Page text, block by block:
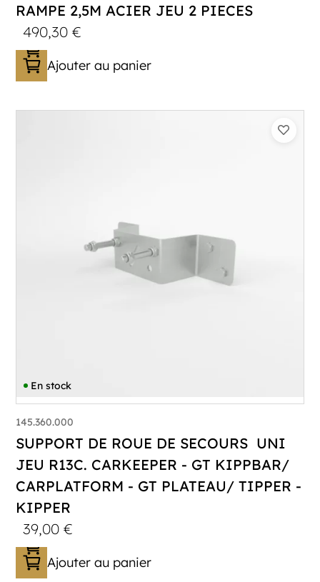
RAMPE 2,5M ACIER JEU 2 PIECES
490,30€
Ajouter au panier
En stock
145.360.000
SUPPORT DE ROUE DE SECOURS UNI
JEU R13C. CARKEEPER - GT KIPPBAR/
CARPLATFORM - GT PLATEAU/ TIPPER -
KIPPER
39,00€
Ajouter au panier